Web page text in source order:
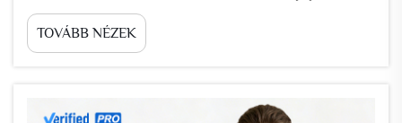
mérés: A gyakorlati esőállóság mérése. Egy vízálló
kabát eső elleni alapvető védelmét a hidrosztatikus
fejnyomás (HH) értékkel mérik – milliméterben...
TOVÁBB NÉZEK